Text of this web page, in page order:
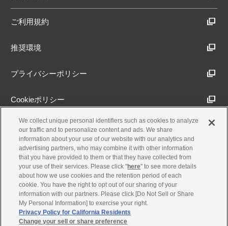
ご利用規約
推奨環境
プライバシーポリシー
Cookieポリシー
アクセシビリティ方針
古物営業法に基づく表示
製品・事業のお問合せ
We collect unique personal identifiers such as cookies to analyze
our traffic and to personalize content and ads. We share
information about your use of our website with our analytics and
advertising partners, who may combine it with other information
that you have provided to them or that they have collected from
your use of their services. Please click "here" to see more details
about how we use cookies and the retention period of each
cookie. You have the right to opt out of our sharing of your
information with our partners. Please click [Do Not Sell or Share
My Personal Information] to exercise your right.
Privacy Policy for California Residents
Change your sell or share preference